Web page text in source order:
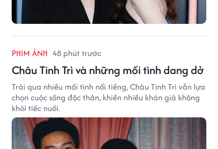
PHIM ẢNH 48 phút trước
Châu Tinh Trì và những mối tình dang dở
Trải qua nhiều mối tình nổi tiếng, Châu Tinh Trì vẫn lựa
chọn cuộc sống độc thân, khiến nhiều khán giả không
khỏi tiếc nuối.